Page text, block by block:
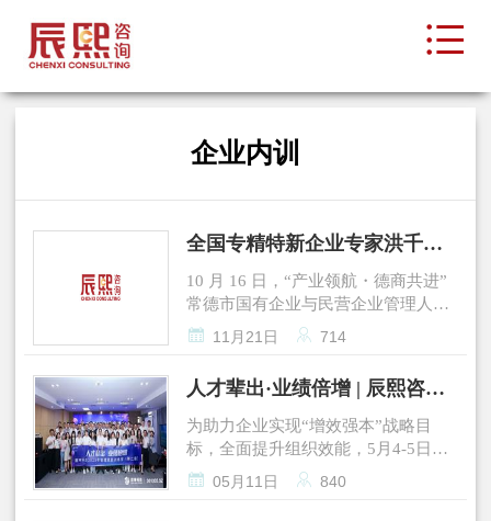
企业内训
全国专精特新企业专家洪千
武：助力常德企业从1到10的跃
迁
10 月 16 日，“产业领航・德商共进”
常德市国有企业与民营企业管理人员
专题培训班，洪千武老师受邀授课，
以《贯彻落实习近平总书记讲话精
康发展》为主题，受众涵盖当地国有
企业及民营企业家。 本次培训班由常
德市委组织部、市工信局、市国资
走出企业做强做大的新路子，为常德
 11月21日  714
人才辈出·业绩倍增 | 辰熙咨询
助力朗坤科技管理赋能训练营
圆满收官
为助力企业实现“增效强本”战略目
标，全面提升组织效能，5月4-5日，
辰熙咨询携手朗坤科技在深圳成功举
办2025年第二期管理赋能训练营。近
 05月11日  840